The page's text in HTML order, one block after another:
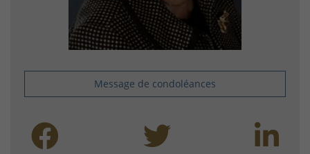
Message de condoléances